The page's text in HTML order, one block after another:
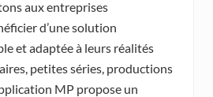
aux entreprises
d’une solution
et adaptée à leurs réalités
petites séries, productions
MP propose un